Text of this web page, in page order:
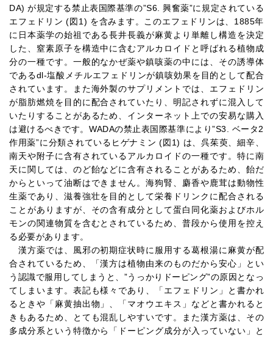
DA) が規定する禁止表国際基準の”S6. 興奮薬”に規定されている
エフェドリン (図1) を含みます。このエフェドリンは、1885年
に日本薬学の始祖である長井長義が麻黄より単離し構造を決定
した、窒素原子を構造中に含むアルカロイドと呼ばれる植物成
分の一種です。一般的なかぜ薬や鎮咳薬の中には、その誘導体
であるdl-塩酸メチルエフェドリンが鎮咳効果を目的として配合
されています。また海外製のサプリメントでは、エフェドリン
が脂肪燃焼を目的に配合されていたり、明記されずに混入して
いたりすることがあるため、インターネット上での安易な購入
は避けるべきです。WADAの禁止表国際基準により”S3. ベータ2
作用薬”に分類されているヒゲナミン (図1) は、呉茱萸、細辛、
南天や附子に含有されているアルカロイドの一種です。特に南
天に関しては、のど飴などに含有されることがあるため、飴だ
からといって油断はできません。海狗腎、麝香や鹿茸は動物性
生薬であり、滋養強壮を目的として栄養ドリンクに配合される
ことがありますが、その含有成分として蛋白同化薬およびホル
モンの関連物質を含むとされているため、普段から使用を控え
る必要があります。
漢方薬では、風邪の初期症状時に服用する葛根湯に麻黄が配
合されているため、「漢方は植物由来のものだから安心」とい
う認識で服用してしまうと、”うっかりドーピング”の原因となっ
てしまいます。表記も様々であり、「エフェドリン」と書かれ
るときや「麻黄抽出物」、「マオウエキス」などと書かれると
きもあるため、とても混乱しやすいです。また漢方薬は、その
多成分系という特徴から「ドーピング成分が入っていない」と